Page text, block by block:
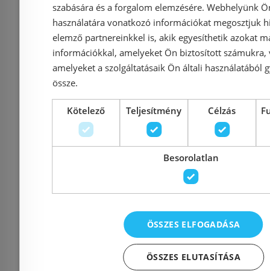
Előleg köteles
Sapho ULTRAMIX falba
süllyesztett
mosdócsaptelep, matt
fekete/króm UT118BC
Azonosító: 216012
138 500 Ft131 575 Ft
Kosárba
Bugnatese
150
szabására és a forgalom elemzésére. Webhelyünk
használatára vonatkozó információkat megosztjuk
elemző partnereinkkel is, akik egyesíthetik azokat
információkkal, amelyeket Ön biztosított számukra,
amelyeket a szolgáltatásaik Ön általi használatából
össze.
Kötelező Teljesítmény Célzás
Besorolatlan
ÖSSZES ELFOGADÁSA
ÖSSZES ELUTASÍTÁSA